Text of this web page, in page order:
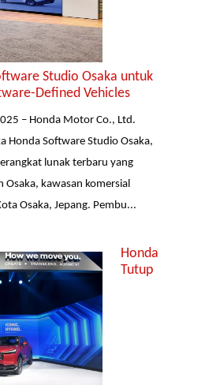
Studio Osaka untuk
Defined Vehicles
– Honda Motor Co., Ltd.
Honda Software Studio Osaka,
lunak terbaru yang
Osaka, kawasan komersial
Osaka, Jepang. Pembu...
Honda
Tutup